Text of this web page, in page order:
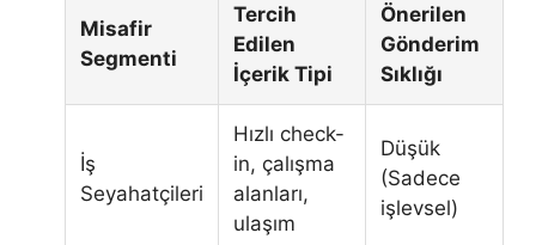
Misafir
Segmenti
Tercih
Edilen
İçerik Tipi
Önerilen
Gönderim
Sıklığı
İş
Seyahatçileri
Hızlı check-
in, çalışma
alanları,
ulaşım
Düşük
(Sadece
işlevsel)